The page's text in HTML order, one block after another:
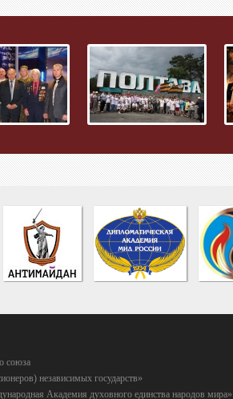
союза
независимых государств»
Академия духовного единства народов мира»